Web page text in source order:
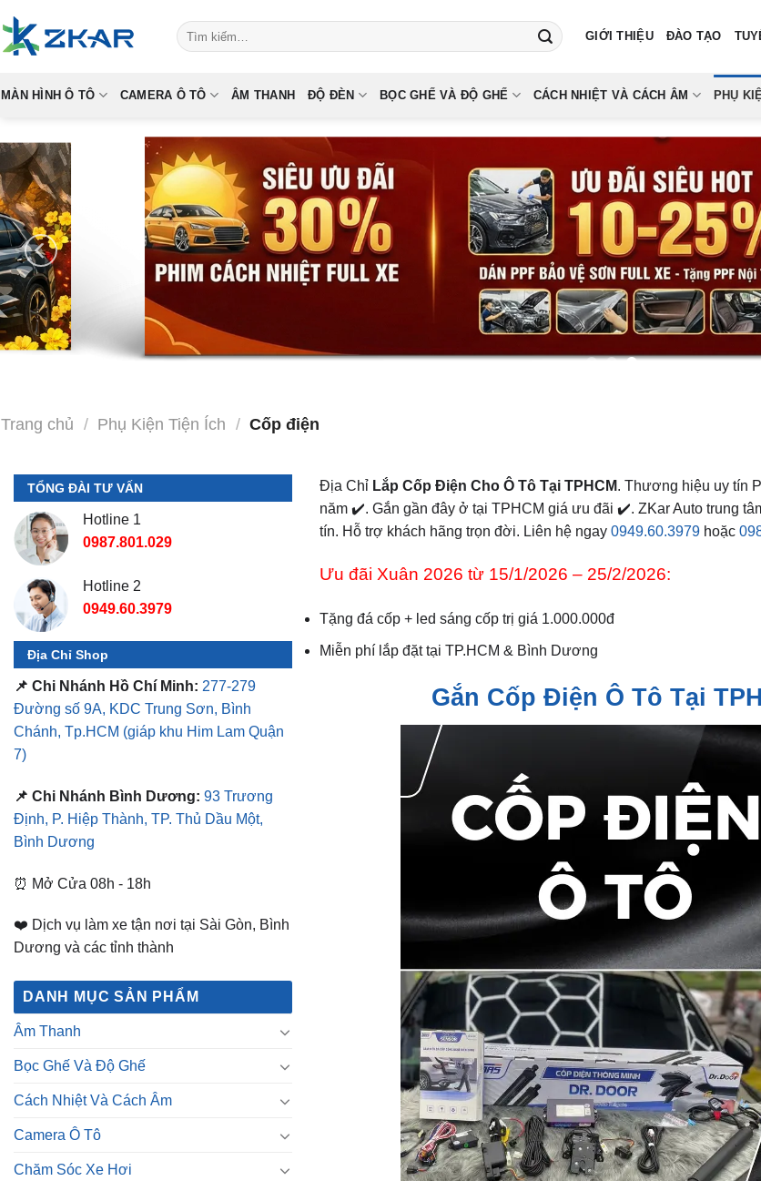
to
content
Tìm
kiếm:
GIỚI THIỆU ĐÀO TẠO
MÀN HÌNH Ô TÔ CAMERA Ô TÔ ÂM THANH ĐỘ ĐÈN BỌC GHẾ VÀ ĐỘ GHẾ CÁCH NHIỆT VÀ CÁCH ÂM PHỤ
Trang chủ / Phụ Kiện Tiện Ích / Cốp điện
TỔNG ĐÀI TƯ VẤN
Hotline 1
0987.801.029
Hotline 2
0949.60.3979
Địa Chỉ Shop
📌 Chi Nhánh Hồ Chí Minh: 277-279
Đường số 9A, KDC Trung Sơn, Bình
Chánh, Tp.HCM (giáp khu Him Lam Quận
7)
📌 Chi Nhánh Bình Dương: 93 Trương
Định, P. Hiệp Thành, TP. Thủ Dầu Một,
Bình Dương
⏰ Mở Cửa 08h - 18h
❤️ Dịch vụ làm xe tận nơi tại Sài Gòn, Bình
Dương và các tỉnh thành
DANH MỤC SẢN PHẨM
Âm Thanh
Bọc Ghế Và Độ Ghế
Cách Nhiệt Và Cách Âm
Camera Ô Tô
Chăm Sóc Xe Hơi
Địa Chỉ Lắp Cốp Điện Cho Ô Tô Tại TPHCM. Thương hiệu uy tín
năm ✔️. Gắn gần đây ở tại TPHCM giá ưu đãi ✔️. ZKar Auto trung
tín. Hỗ trợ khách hãng trọn đời. Liên hệ ngay 0949.60.3979 hoặc
Ưu đãi Xuân 2026 từ 15/1/2026 – 25/2/2026:
Tặng đá cốp + led sáng cốp trị giá 1.000.000đ
Miễn phí lắp đặt tại TP.HCM & Bình Dương
Gắn Cốp Điện Ô Tô Tại